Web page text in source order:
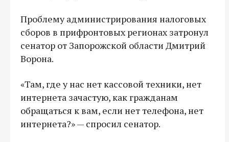
Проблему администрирования налоговых
сборов в прифронтовых регионах затронул
сенатор от Запорожской области Дмитрий
Ворона.
«Там, где у нас нет кассовой техники, нет
интернета зачастую, как гражданам
обращаться к вам, если нет телефона, нет
интернета?» — спросил сенатор.